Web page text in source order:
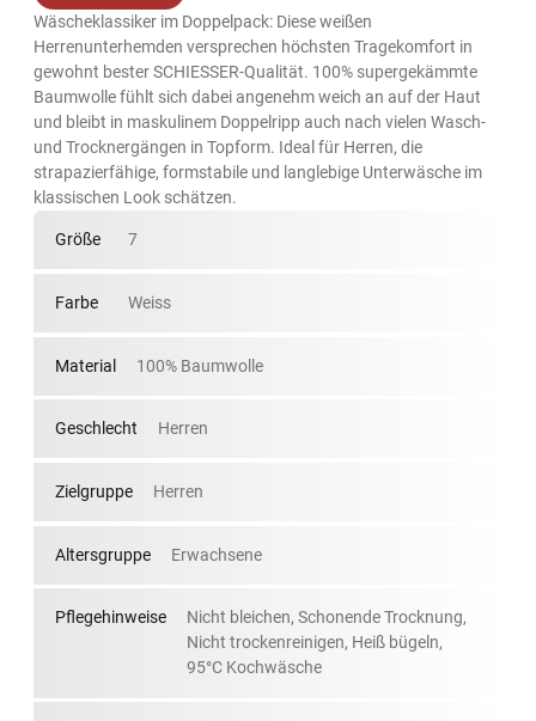
Wäscheklassiker im Doppelpack: Diese weißen
Herrenunterhemden versprechen höchsten Tragekomfort in
gewohnt bester SCHIESSER-Qualität. 100% supergekämmte
Baumwolle fühlt sich dabei angenehm weich an auf der Haut
und bleibt in maskulinem Doppelripp auch nach vielen Wasch-
und Trocknergängen in Topform. Ideal für Herren, die
strapazierfähige, formstabile und langlebige Unterwäsche im
klassischen Look schätzen.
Größe 7
Farbe Weiss
Material 100% Baumwolle
Geschlecht Herren
Zielgruppe Herren
Altersgruppe Erwachsene
Pflegehinweise
Nicht bleichen, Schonende Trocknung,
Nicht trockenreinigen, Heiß bügeln,
95°C Kochwäsche